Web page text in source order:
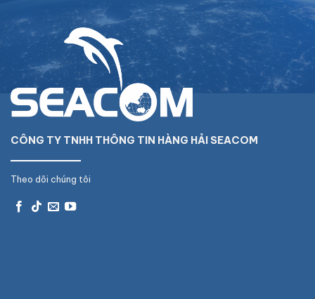
CÔNG TY TNHH THÔNG TIN HÀNG HẢI SEACOM
Theo dõi chúng tôi